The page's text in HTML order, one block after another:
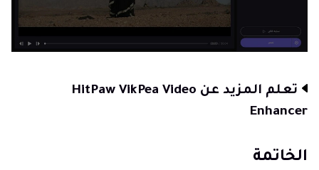
تعلم المزيد عن HitPaw VikPea Video
Enhancer
الخاتمة